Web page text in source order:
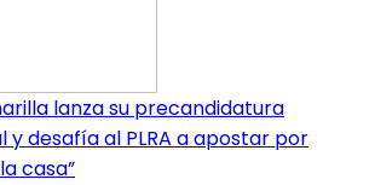
lanza su precandidatura
y desafía al PLRA a apostar por
casa”